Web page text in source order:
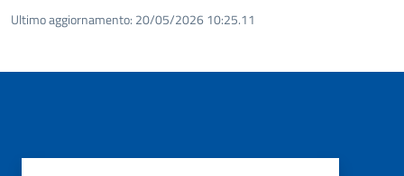
Ultimo aggiornamento: 20/05/2026 10:25.11